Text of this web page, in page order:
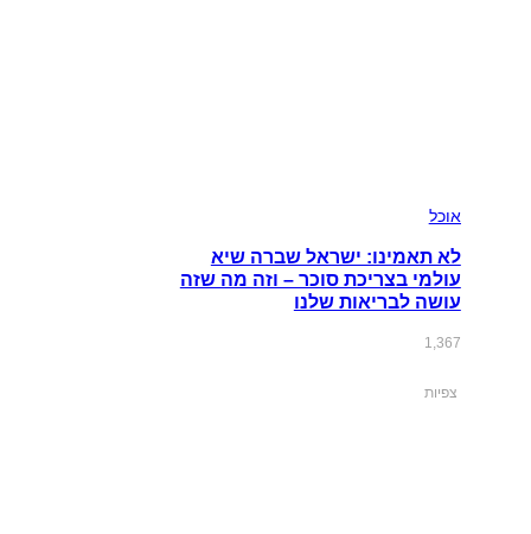
אוכל
לא תאמינו: ישראל שברה שיא
עולמי בצריכת סוכר – וזה מה שזה
עושה לבריאות שלנו
1,367
צפיות